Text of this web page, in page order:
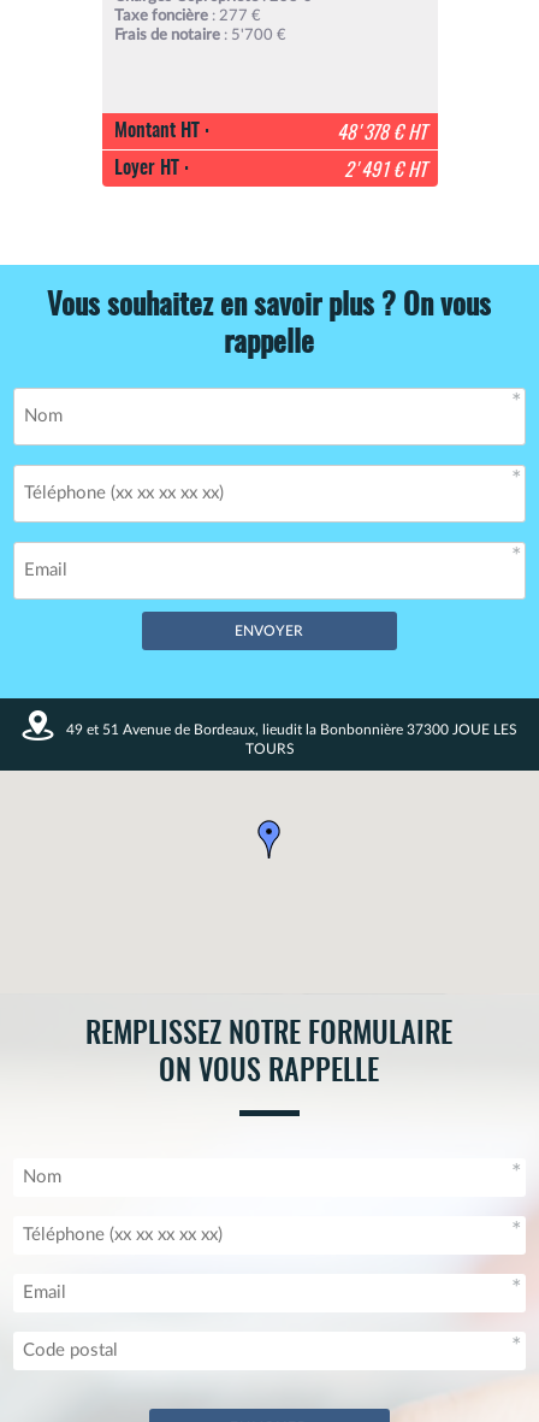
Taxe foncière: 277 €
Frais de notaire: 5'700 €
Montant HT :
48'378 € HT
Loyer HT :
2'491 € HT
Vous souhaitez en savoir plus ? On vous
rappelle
Champs obligatoires *
Vos données restent confidentielles. Enregistrement CNIL
49 et 51 Avenue de Bordeaux, lieudit la Bonbonnière 37300 JOUE LES
TOURS
REMPLISSEZ NOTRE FORMULAIRE
ON VOUS RAPPELLE